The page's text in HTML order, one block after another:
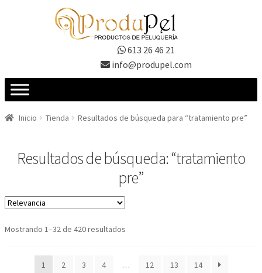
613 26 46 21
info@produpel.com
Inicio Tienda Resultados de búsqueda para “tratamiento pre”
Resultados de búsqueda: “tratamiento
pre”
Mostrando 1–32 de 420 resultados
últimos
1 2 3 4 … 12 13 14